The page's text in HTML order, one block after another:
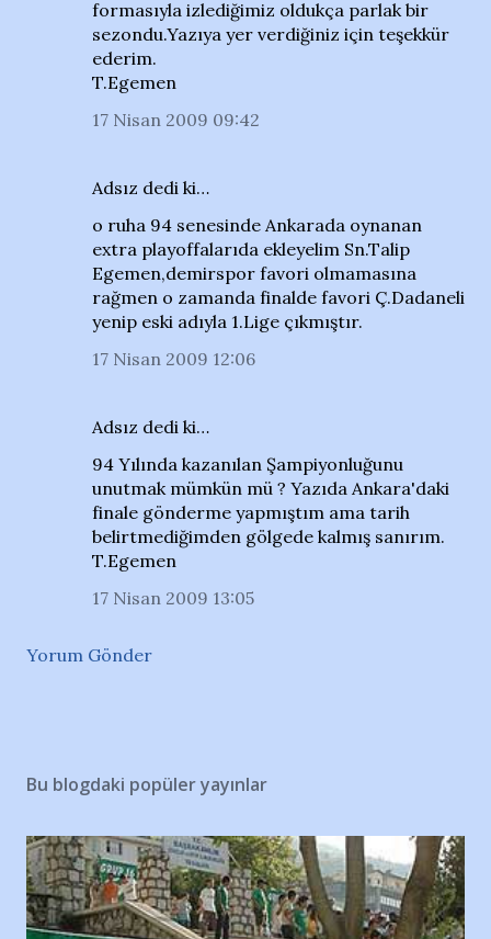
formasıyla izlediğimiz oldukça parlak bir
sezondu.Yazıya yer verdiğiniz için teşekkür
ederim.
T.Egemen
17 Nisan 2009 09:42
Adsız dedi ki…
o ruha 94 senesinde Ankarada oynanan
extra playoffalarıda ekleyelim Sn.Talip
Egemen,demirspor favori olmamasına
rağmen o zamanda finalde favori Ç.Dadaneli
yenip eski adıyla 1.Lige çıkmıştır.
17 Nisan 2009 12:06
Adsız dedi ki…
94 Yılında kazanılan Şampiyonluğunu
unutmak mümkün mü ? Yazıda Ankara'daki
finale gönderme yapmıştım ama tarih
belirtmediğimden gölgede kalmış sanırım.
T.Egemen
17 Nisan 2009 13:05
Yorum Gönder
Bu blogdaki popüler yayınlar